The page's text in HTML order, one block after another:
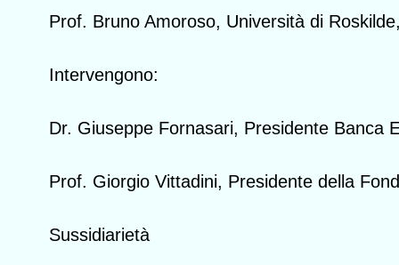
Prof. Bruno Amoroso, Università di
Intervengono:
Dr. Giuseppe Fornasari, Presidente Banca
Prof. Giorgio Vittadini, Presidente della
Sussidiarietà